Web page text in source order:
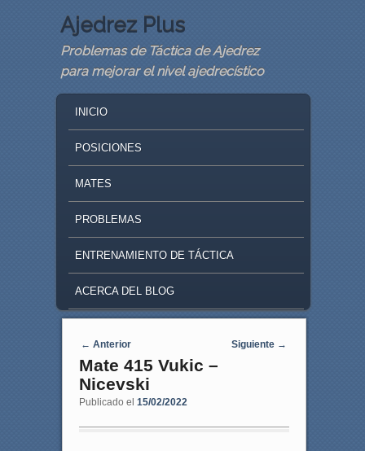
Ajedrez Plus
Problemas de Táctica de Ajedrez
para mejorar el nivel ajedrecístico
SKIP TO PRIMARY CONTENT
SKIP TO SECONDARY CONTENT
INICIO
POSICIONES
MATES
PROBLEMAS
ENTRENAMIENTO DE TÁCTICA
ACERCA DEL BLOG
Navegaci�n de entradas
← Anterior Siguiente →
Mate 415 Vukic –
Nicevski
Publicado el 15/02/2022